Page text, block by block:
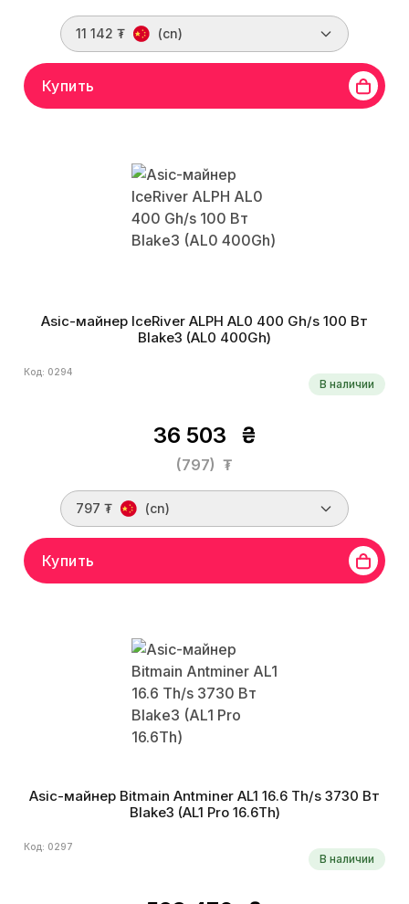
11 142 ₮ (cn)
Купить
Asic-майнер IceRiver ALPH AL0 400 Gh/s 100 Вт
Blake3 (AL0 400Gh)
Код: 0294
В наличии
36 503 ₴
(797) ₮
797 ₮ (cn)
Купить
Asic-майнер Bitmain Antminer AL1 16.6 Th/s 3730 Вт
Blake3 (AL1 Pro 16.6Th)
Код: 0297
В наличии